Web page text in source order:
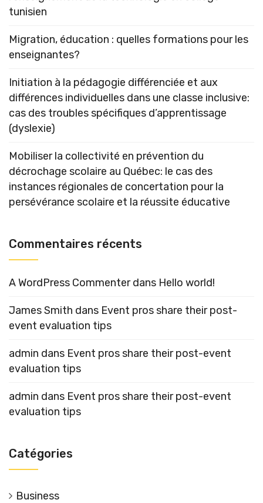
tunisien
Migration, éducation : quelles formations pour les
enseignantes?
Initiation à la pédagogie différenciée et aux
différences individuelles dans une classe inclusive:
cas des troubles spécifiques d’apprentissage
(dyslexie)
Mobiliser la collectivité en prévention du
décrochage scolaire au Québec: le cas des
instances régionales de concertation pour la
persévérance scolaire et la réussite éducative
Commentaires récents
A WordPress Commenterdans Hello world!
James Smith dans Event pros share their post-
event evaluation tips
admin dans Event pros share their post-event
evaluation tips
admin dans Event pros share their post-event
evaluation tips
Catégories
Business